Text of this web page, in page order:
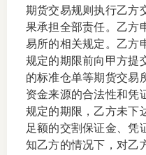
期货交易规则执行乙方
果承担全部责任。乙方
易所的相关规定。乙方
规定的期限前向甲方提
的标准仓单等期货交易
资金来源的合法性和凭
规定的期限，乙方未下
足额的交割保证金、凭
知乙方的情况下，对乙